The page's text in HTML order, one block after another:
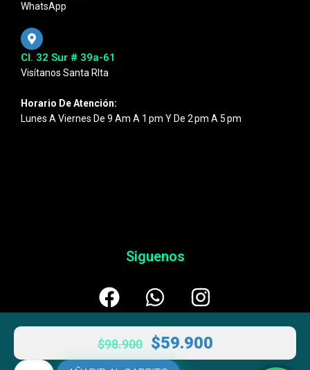
$98.900 $59.900
WhatsApp
Cl. 32 Sur # 39a-61
Visítanos Santa RIta
Horario De Atención:
Lunes A Viernes De 9 Am A 1 Pm Y De 2 Pm A 5 Pm
Siguenos